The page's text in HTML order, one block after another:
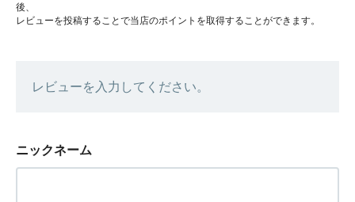
後、
レビューを投稿することで当店のポイントを取得することができます。
レビューを入力してください。
ニックネーム